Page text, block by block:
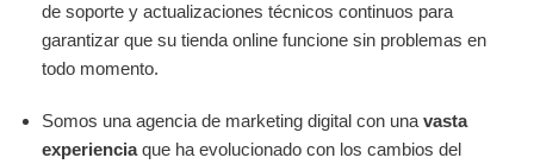
de soporte y actualizaciones técnicos continuos para
garantizar que su tienda online funcione sin problemas en
todo momento.
Somos una agencia de marketing digital con una vasta
experienciaque ha evolucionado con los cambios del